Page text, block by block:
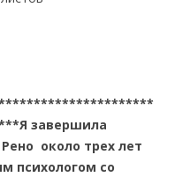
завершила
около трех лет
психологом со